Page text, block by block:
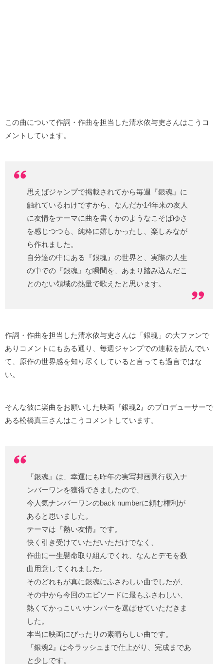
この曲について作詞・作曲を担当した清水依与吏さんはこうコ
メントしています。
思えばジャンプで掲載されてから毎週『銀魂』に
触れているわけですから、なんだか14年来の友人
に友情をテーマに曲を書くかのようなこそばゆさ
を感じつつも、純粋に嬉しかったし、楽しみなが
ら作れました。
自分達の中にある『銀魂』の世界と、実際の人生
の中での『銀魂』な瞬間を、あまり踏み込んだこ
とのない領域の熱量で歌えたと思います。
作詞・作曲を担当した清水依与吏さんは「銀魂」の大ファンで
ありコメントにもある通り、毎週ジャンプでの連載を読んでい
て、原作の世界感を知り尽くしていると言っても過言ではな
い。
そんな彼に楽曲をお願いした映画『銀魂2』のプロデューサーで
ある松橋真三さんはこうコメントしています。
『銀魂』は、幸運にも昨年の実写邦画興行収入ナ
ンバーワンを獲得できましたので、
今人気ナンバーワンのback numberに頼む権利が
あると思いました。
テーマは『熱い友情』です。
快く引き受けていただいただけでなく、
作曲に一生懸命取り組んでくれ、なんとデモを数
曲用意してくれました。
そのどれもが真に銀魂にふさわしい曲でしたが、
その中から今回のエピソードに最もふさわしい、
熱くてかっこいいナンバーを選ばせていただきま
した。
本当に映画にぴったりの素晴らしい曲です。
『銀魂2』は今ラッシュまで仕上がり、完成まであ
と少しです。